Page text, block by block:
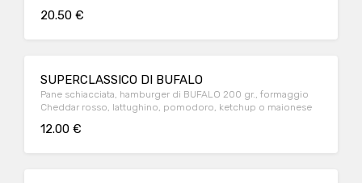
20.50 €
SUPERCLASSICO DI BUFALO
Pane schiacciata, hamburger di BUFALO 200 gr., formaggio
Cheddar rosso, lattughino, pomodoro, ketchup o maionese
12.00 €